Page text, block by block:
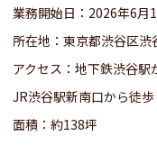
業務開始日：2026年6月
所在地：東京都渋谷区
アクセス：地下鉄渋谷駅
JR渋谷駅新南口から徒
面積：約138坪